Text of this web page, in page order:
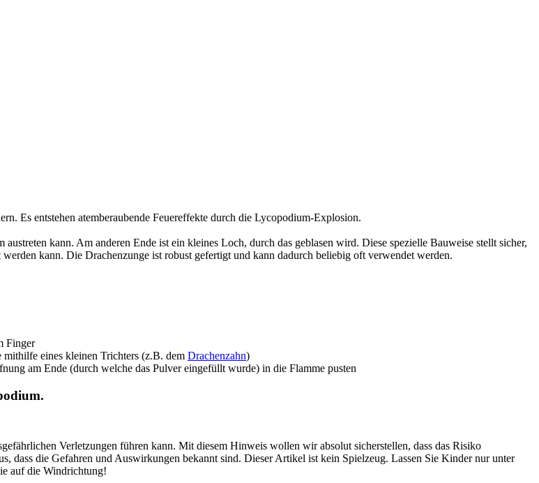
Es entstehen atemberaubende Feuereffekte durch die Lycopodium-Explosion.
kann. Am anderen Ende ist ein kleines Loch, durch das geblasen wird. Diese spezielle Bauweise stellt sicher,
kann. Die Drachenzunge ist robust gefertigt und kann dadurch beliebig oft verwendet werden.
Finger
eines kleinen Trichters (z.B. dem Drachenzahn)
am Ende (durch welche das Pulver eingefüllt wurde) in die Flamme pusten
Verletzungen führen kann. Mit diesem Hinweis wollen wir absolut sicherstellen, dass das Risiko
dass die Gefahren und Auswirkungen bekannt sind. Dieser Artikel ist kein Spielzeug. Lassen Sie Kinder nur unter
auf die Windrichtung!